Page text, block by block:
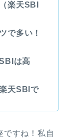
楽天SBI
で多い！
は高
天SBIで
ですね！私自